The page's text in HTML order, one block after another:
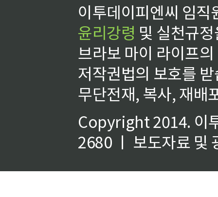
이투데이피엔씨 임
윤리강령 및 실천규
브라보 마이 라이프
저작권법의 보호를
무단전재, 복사, 재배
Copyright 2014. 이
2680 ㅣ 보도자료